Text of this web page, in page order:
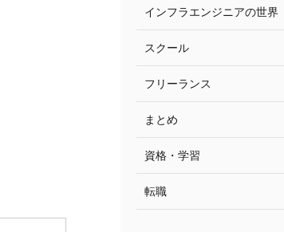
インフラエンジニアの世界
スクール
フリーランス
まとめ
資格・学習
転職